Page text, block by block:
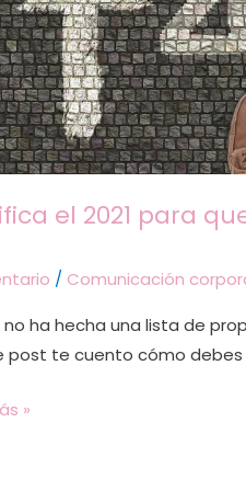
el 2021 para
/ Comunicación
no ha hecha una lista de
post te cuento cómo debes
»